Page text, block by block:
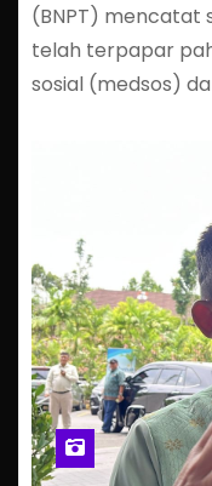
(BNPT) mencatat
telah terpapar
sosial (medsos)